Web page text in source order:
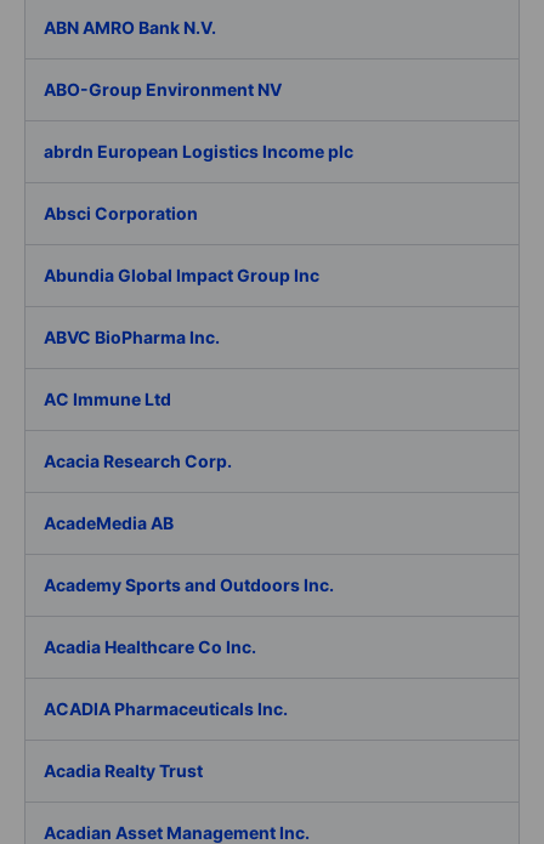
ABN AMRO Bank N.V.
ABO-Group Environment NV
abrdn European Logistics Income plc
Absci Corporation
Abundia Global Impact Group Inc
ABVC BioPharma Inc.
AC Immune Ltd
Acacia Research Corp.
AcadeMedia AB
Academy Sports and Outdoors Inc.
Acadia Healthcare Co Inc.
ACADIA Pharmaceuticals Inc.
Acadia Realty Trust
Acadian Asset Management Inc.